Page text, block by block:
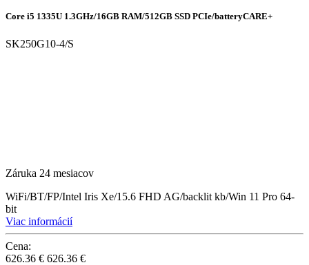
Core i5 1335U 1.3GHz/16GB RAM/512GB SSD PCIe/batteryCARE+
SK250G10-4/S
Záruka 24 mesiacov
WiFi/BT/FP/Intel Iris Xe/15.6 FHD AG/backlit kb/Win 11 Pro 64-
bit
Viac informácií
Cena:
626.36 € 626.36 €